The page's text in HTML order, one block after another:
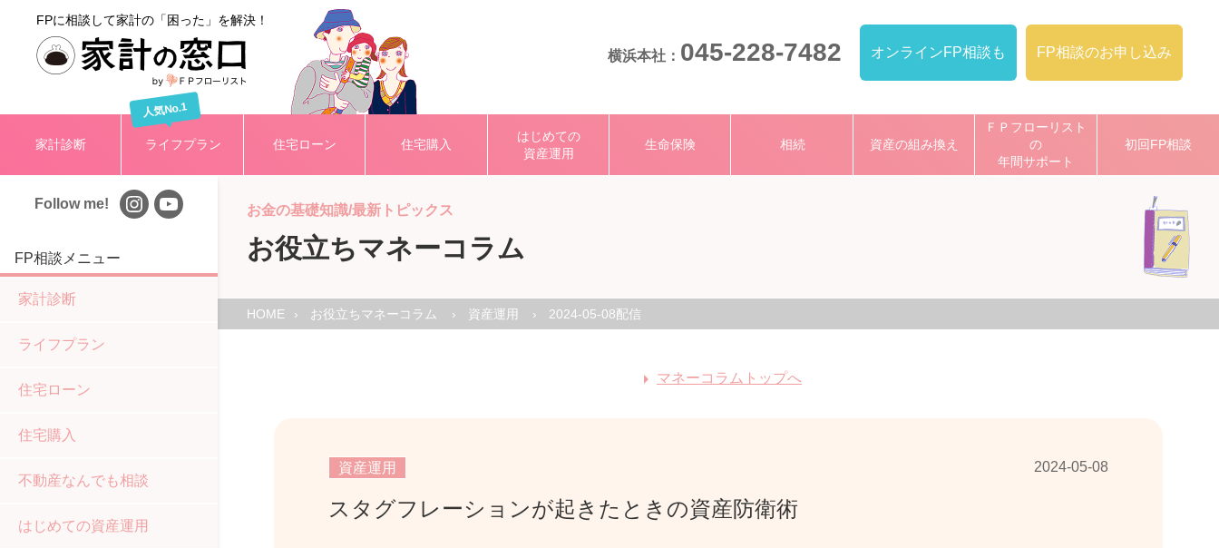
FPに相談して家計の「困った」を解決！
横浜本社： 045-228-7482 オンラインFP相談も FP相談のお申し込み
家計診断 ライフプラン
人気No.1
住宅ローン 住宅購入
はじめての
資産運用
生命保険 相続 資産の組み換え
ＦＰフローリスト
の
年間サポート
初回FP相談
お金の基礎知識/最新トピックス
お役立ちマネーコラム
HOME お役立ちマネーコラム 資産運用 2024-05-08配信
マネーコラムトップへ
資産運用 2024-05-08
スタグフレーションが起きたときの資産防衛術
Follow me!
FP相談メニュー
家計診断
ライフプラン
住宅ローン
住宅購入
不動産なんでも相談
はじめての資産運用